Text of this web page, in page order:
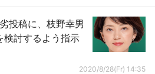
投稿に、枝野幸男
検討するよう指示
2020/8/28(Fr) 14:35